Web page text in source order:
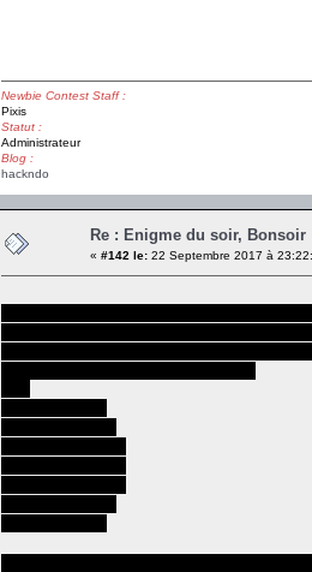
Newbie Contest Staff :
Pixis
Statut :
Administrateur
Blog :
hackndo
Re : Enigme du soir, Bonsoir
« #142 le: 22 Septembre 2017 à